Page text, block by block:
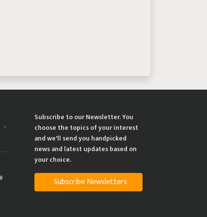
Subscribe to our Newsletter. You
choose the topics of your interest
and we'll send you handpicked
news and latest updates based on
your choice.
Subscribe Newsletters